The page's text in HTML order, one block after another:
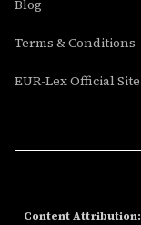
Blog
Terms & Conditions
EUR-Lex Official Site
Content Attribution: